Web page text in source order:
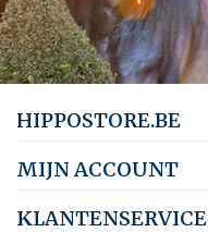
HIPPOSTORE.BE
MIJN ACCOUNT
KLANTENSERVICE